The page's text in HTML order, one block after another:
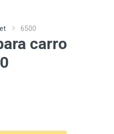
6500
carro